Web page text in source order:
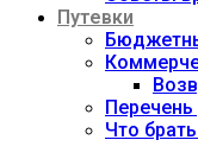
Путевки
Что